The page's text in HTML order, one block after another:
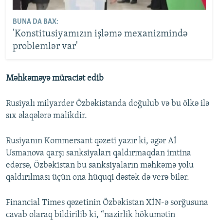
BUNA DA BAX:
'Konstitusiyamızın işləmə mexanizmində
problemlər var'
Məhkəməyə müraciət edib
Rusiyalı milyarder Özbəkistanda doğulub və bu ölkə ilə
sıx əlaqələrə malikdir.
Rusiyanın Kommersant qəzeti yazır ki, əgər Aİ
Usmanova qarşı sanksiyaları qaldırmaqdan imtina
edərsə, Özbəkistan bu sanksiyaların məhkəmə yolu
qaldırılması üçün ona hüquqi dəstək də verə bilər.
Financial Times qəzetinin Özbəkistan XİN-ə sorğusuna
cavab olaraq bildirilib ki, “nazirlik hökumətin